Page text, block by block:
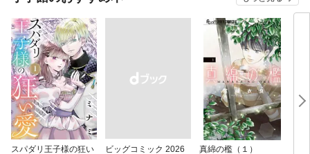
スパダリ王子様の狂い
ビッグコミック 2026
真綿の檻（１）